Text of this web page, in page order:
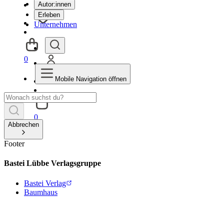
Autor:innen
Erleben
Unternehmen
0
0
Mobile Navigation öffnen
Abbrechen
Footer
Bastei Lübbe Verlagsgruppe
Bastei Verlag
Baumhaus